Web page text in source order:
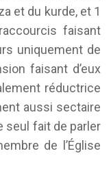
et du kurde, et 1
faisant
uniquement de
faisant d’eux
réductrice
aussi sectaire
seul fait de parler
de l’Église